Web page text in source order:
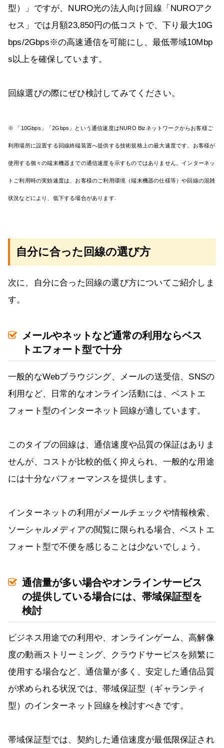
型）」ですが、NURO光の法人向け回線「NUROアク
セス」では月額23,850円の低コストで、下り最大10G
bps/2Gbps※の高速通信を可能にし、最低帯域10Mbp
s以上を確保しています。
回線選びの際にぜひ検討してみてください。
※ 「10Gbps」「2Gbps」という通信速度はNURO Bizネットワークからお客様ご
利用場所に設置する回線終端装置へ提供する技術規格上の最大速度です。お客様が
使用する個々の端末機器までの通信速度を示すものではありません。インターネッ
トご利用時の実効速度は、お客様のご利用環境（端末機器の仕様等）や回線の混雑
状況などにより、低下する場合があります.
自分に合った回線の選び方
次に、自分に合った回線の選び方についてご紹介しま
す。
メールやネットなど通常の利用ならベス
トエフォート型で十分
一般的なWebブラウジング、メールの送受信、SNSの
利用など、日常的なオンライン活動には、ベストエ
フォート型のインターネット回線が適しています。
このタイプの回線は、通信速度や品質の保証はありま
せんが、コストが比較的低く抑えられ、一般的な用途
には十分なパフォーマンスを提供します。
インターネットの利用がメールチェックや情報検索、
ソーシャルメディアの閲覧に限られる場合、ベストエ
フォート型で不便を感じることは少ないでしょう。
通信量が多い場合やオンラインサービス
の提供している場合には、帯域保証型を
検討
ビジネス用途での利用や、オンラインゲーム、高解像
度の動画ストリーミング、クラウドサービスを頻繁に
使用する場合など、通信量が多く、安定した通信品質
が求められる状況では、帯域保証型（ギャランティ
型）のインターネット回線を検討すべきです。
帯域保証型では、契約した通信速度が最低限保証され